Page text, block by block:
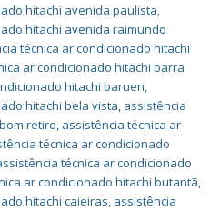
hitachi avenida paulista,
hitachi avenida raimundo
técnica ar condicionado hitachi
ar condicionado hitachi barra
hitachi barueri,
hitachi bela vista, assistência
retiro, assistência técnica ar
técnica ar condicionado
técnica ar condicionado
ar condicionado hitachi butantã,
hitachi caieiras, assistência